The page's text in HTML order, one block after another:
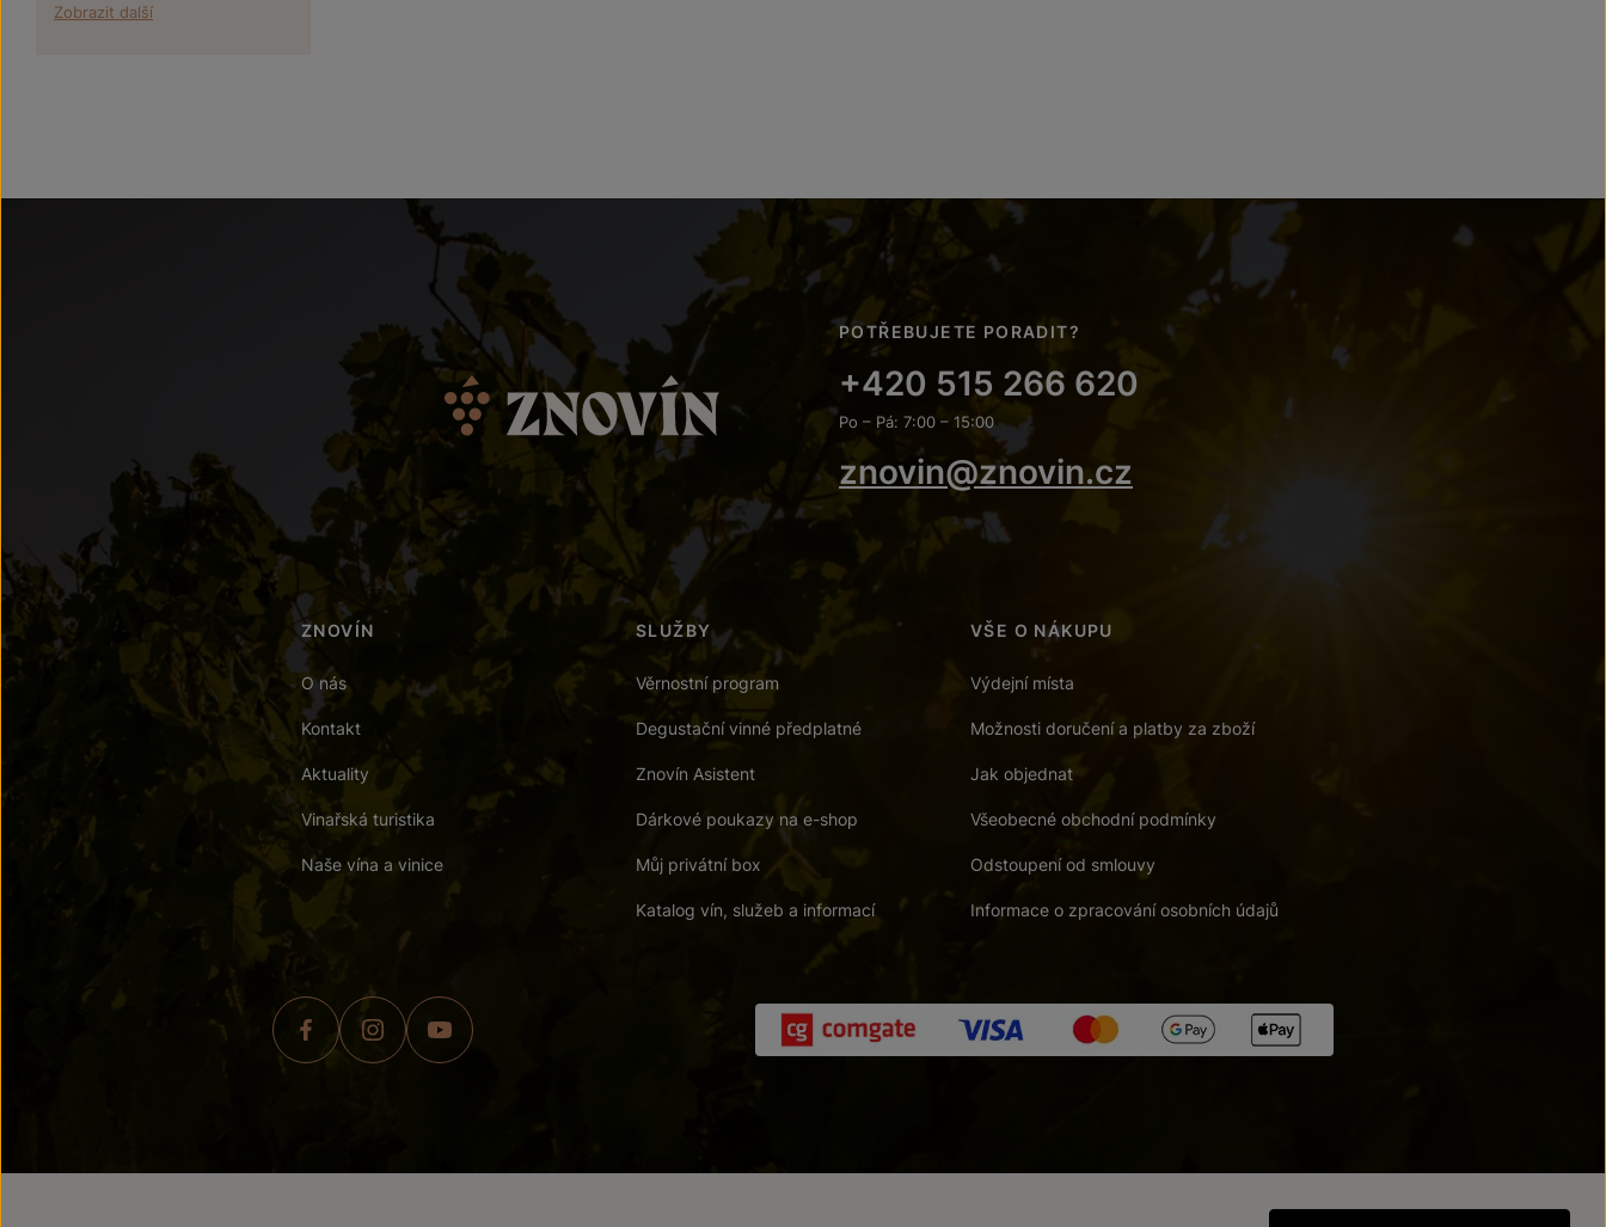
Zobrazit další
POTŘEBUJETE PORADIT?
+420 515 266 620
Po – Pá: 7:00 – 15:00
znovin@znovin.cz
ZNOVÍN
O nás
Kontakt
Aktuality
Vinařská turistika
Naše vína a vinice
SLUŽBY
Věrnostní program
Degustační vinné předplatné
Znovín Asistent
Dárkové poukazy na e-shop
Můj privátní box
Katalog vín, služeb a informací
VŠE O NÁKUPU
Výdejní místa
Možnosti doručení a platby za zboží
Jak objednat
Všeobecné obchodní podmínky
Odstoupení od smlouvy
Informace o zpracování osobních údajů